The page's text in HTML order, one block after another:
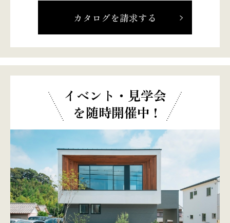
カタログを請求する
イベント・見学会
を随時開催中 !